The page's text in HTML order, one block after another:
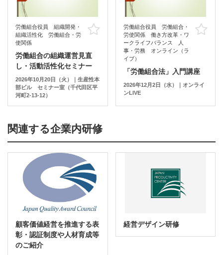
労働組合役員 組織開発・
組織活性化 労働組合・労
使関係
お気に入り
労働組合の組織運営見直
し・活動活性化セミナー
2026年10月20日（火）｜生産性本
部ビル セミナー室（千代田区平
河町2-13-12）
労働組合役員 労働組合・
労使関係 働き方改革・ワ
ークライフバランス 人
事・労務 オンライン（ラ
イブ）
「労働組合法」入門講座
2026年12月2日（水）｜オンライ
ンLIVE
関連する企業内研修
顧客価値経営を推進する表
彰・認証制度や人材育成等
のご紹介
経営デザイン研修